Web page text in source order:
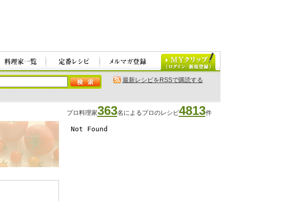
最新レシピをRSSで購読する
プロ料理家363名によるプロのレシピ4813件